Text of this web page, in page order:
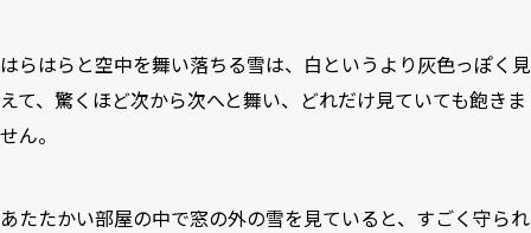
はらはらと空中を舞い落ちる雪は、白というより灰色っぽく見
えて、驚くほど次から次へと舞い、どれだけ見ていても飽きま
せん。
あたたかい部屋の中で窓の外の雪を見ていると、すごく守られ